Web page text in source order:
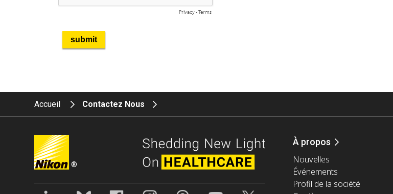
Accueil Contactez Nous
®
À propos
Nouvelles
Événements
Profil de la société